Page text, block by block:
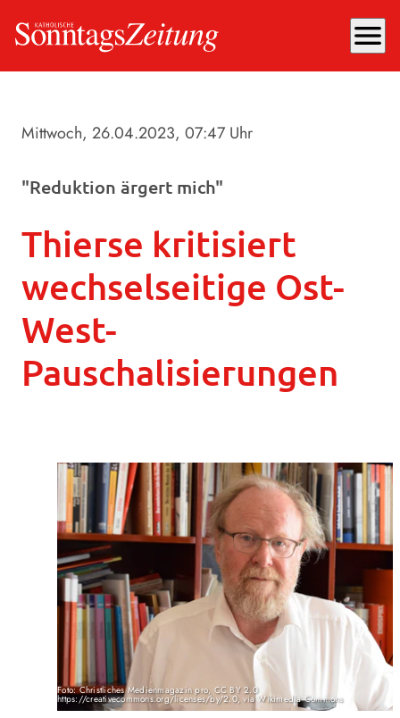
menu
Mittwoch, 26.04.2023, 07:47 Uhr
"Reduktion ärgert mich"
Thierse kritisiert
wechselseitige Ost-
West-
Pauschalisierungen
Foto: Christliches Medienmagazin pro, CC BY 2.0
https://creativecommons.org/licenses/by/2.0, via Wikimedia Commons